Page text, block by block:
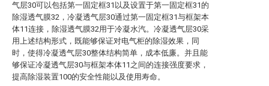
气层30可以包括第一固定框31以及设置于第一固定框31的
除湿透气膜32，冷凝透气层30通过第一固定框31与框架本
体11连接，除湿透气膜32用于冷凝水汽。冷凝透气层30采
用上述结构形式，既能够保证对电气柜的除湿效果，同
时，使得冷凝透气层30整体结构简单，成本低廉。并且能
够保证冷凝透气层30与框架本体11之间的连接强度要求，
提高除湿装置100的安全性能以及使用寿命。